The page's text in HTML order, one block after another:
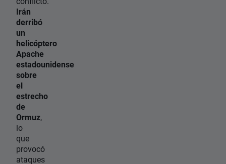
Irán
derribó
un
helicóptero
Apache
estadounidense
sobre
el
estrecho
de
Ormuz,
lo
que
provocó
ataques